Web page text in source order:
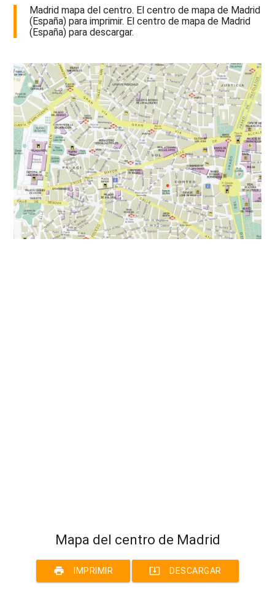
Madrid mapa del centro. El centro de mapa de Madrid
(España) para imprimir. El centro de mapa de Madrid
(España) para descargar.
Mapa del centro de Madrid
print IMPRIMIR system_update_alt DESCARGAR